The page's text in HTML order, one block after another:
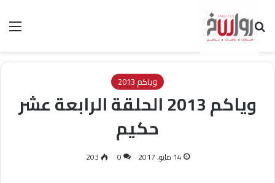
بحث عن
وياكم 2013
وياكم 2013 الحلقة الرابعة عشر
حكيم
14 مايو، 2017 0
203